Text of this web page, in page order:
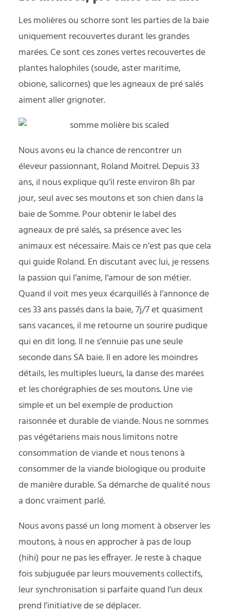
Les molières ou schorre sont les parties de la baie
uniquement recouvertes durant les grandes
marées. Ce sont ces zones vertes recouvertes de
plantes halophiles (soude, aster maritime,
obione, salicornes) que les agneaux de pré salés
aiment aller grignoter.
Nous avons eu la chance de rencontrer un
éleveur passionnant, Roland Moitrel. Depuis 33
ans, il nous explique qu’il reste environ 8h par
jour, seul avec ses moutons et son chien dans la
baie de Somme. Pour obtenir le label des
agneaux de pré salés, sa présence avec les
animaux est nécessaire. Mais ce n’est pas que cela
qui guide Roland. En discutant avec lui, je ressens
la passion qui l’anime, l’amour de son métier.
Quand il voit mes yeux écarquillés à l’annonce de
ces 33 ans passés dans la baie, 7j/7 et quasiment
sans vacances, il me retourne un sourire pudique
qui en dit long. Il ne s’ennuie pas une seule
seconde dans SA baie. Il en adore les moindres
détails, les multiples lueurs, la danse des marées
et les chorégraphies de ses moutons. Une vie
simple et un bel exemple de production
raisonnée et durable de viande. Nous ne sommes
pas végétariens mais nous limitons notre
consommation de viande et nous tenons à
consommer de la viande biologique ou produite
de manière durable. Sa démarche de qualité nous
a donc vraiment parlé.
Nous avons passé un long moment à observer les
moutons, à nous en approcher à pas de loup
(hihi) pour ne pas les effrayer. Je reste à chaque
fois subjuguée par leurs mouvements collectifs,
leur synchronisation si parfaite quand l’un deux
prend l’initiative de se déplacer.